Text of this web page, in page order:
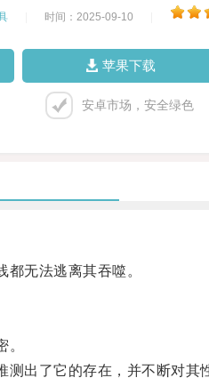
时间：2025-09-10
苹果下载
安卓市场，安全绿色
无法逃离其吞噬。
出了它的存在，并不断对其